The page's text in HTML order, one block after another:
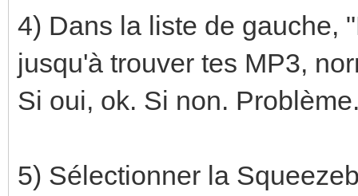
4) Dans la liste de gauche,
jusqu'à trouver tes MP3,
Si oui, ok. Si non.
5) Sélectionner la